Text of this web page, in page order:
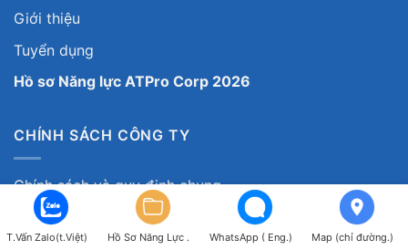
Giới thiệu
Tuyển dụng
Hồ sơ Năng lực ATPro Corp 2026
CHÍNH SÁCH CÔNG TY
Chính sách và quy định chung
Chính sách bảo mật thông tin
T.Vấn Zalo(t.Việt) Hồ Sơ Năng Lực . WhatsApp ( Eng.) Map (chỉ đường.)